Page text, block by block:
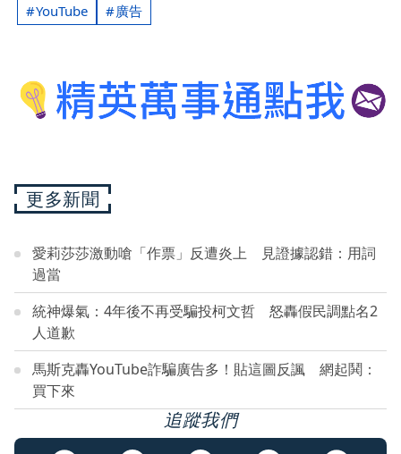
YouTube 廣告
更多新聞
愛莉莎莎激動嗆「作票」反遭炎上 見證據認錯：用詞
過當
統神爆氣：4年後不再受騙投柯文哲 怒轟假民調點名2
人道歉
馬斯克轟YouTube詐騙廣告多！貼這圖反諷 網起鬨：
買下來
追蹤我們